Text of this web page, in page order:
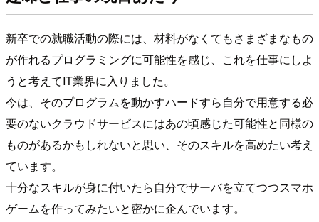
新卒での就職活動の際には、材料がなくてもさまざまなもの
が作れるプログラミングに可能性を感じ、これを仕事にしよ
うと考えてIT業界に入りました。
今は、そのプログラムを動かすハードすら自分で用意する必
要のないクラウドサービスにはあの頃感じた可能性と同様の
ものがあるかもしれないと思い、そのスキルを高めたい考え
ています。
十分なスキルが身に付いたら自分でサーバを立てつつスマホ
ゲームを作ってみたいと密かに企んでいます。